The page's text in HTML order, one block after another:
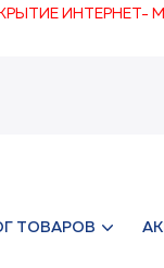
ИНТЕРНЕТ-
ТОВАРОВ